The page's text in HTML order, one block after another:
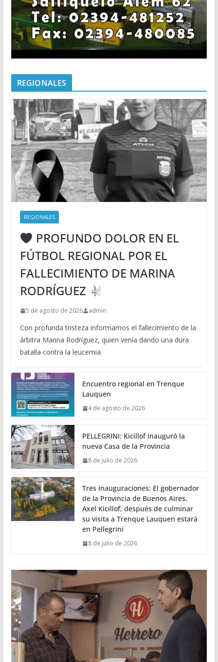
REGIONALES
REGIONALES
PROFUNDO DOLOR EN EL
FÚTBOL REGIONAL POR EL
FALLECIMIENTO DE MARINA
RODRÍGUEZ
5 de agosto de 2026 admin
Con profunda tristeza informamos el fallecimiento de la
árbitra Marina Rodríguez, quien venía dando una dura
batalla contra la leucemia.
Encuentro regional en Trenque
Lauquen
4 de agosto de 2026
PELLEGRINI: Kicillof inauguró la
nueva Casa de la Provincia
8 de julio de 2026
Tres inauguraciones: El gobernador
de la Provincia de Buenos Aires,
Axel Kicillof, después de culminar
su visita a Trenque Lauquen estará
en Pellegrini
8 de julio de 2026